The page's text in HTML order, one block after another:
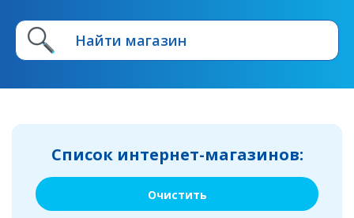
Список интернет-магазинов:
Очистить